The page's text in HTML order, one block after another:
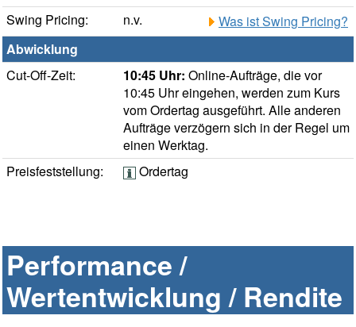
Swing Pricing:
n.v.
Was ist Swing Pricing?
Abwicklung
Cut-Off-Zeit:
10:45 Uhr: Online-Aufträge, die vor
10:45 Uhr eingehen, werden zum Kurs
vom Ordertag ausgeführt. Alle anderen
Aufträge verzögern sich in der Regel um
einen Werktag.
Preisfeststellung:
Ordertag
Performance /
Wertentwicklung / Rendite